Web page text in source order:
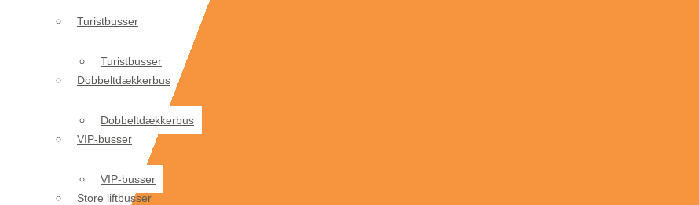
Turistbusser
Dobbeltdækkerbus
VIP-busser
Turistbusser
Dobbeltdækkerbus
VIP-busser
Store liftbusser